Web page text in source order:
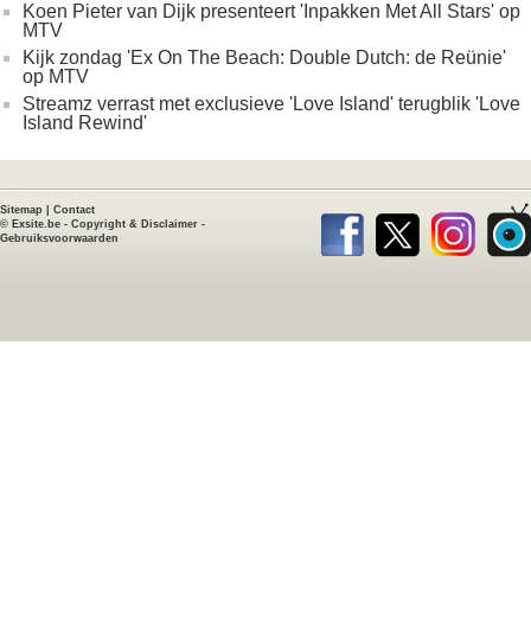
Koen Pieter van Dijk presenteert 'Inpakken Met All Stars' op
MTV
Kijk zondag 'Ex On The Beach: Double Dutch: de Reünie'
op MTV
Streamz verrast met exclusieve 'Love Island' terugblik 'Love
Island Rewind'
Sitemap
Contact
© Exsite.be - Copyright & Disclaimer -
Gebruiksvoorwaarden